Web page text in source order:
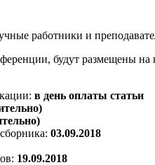
работники и
будут размещены
в день оплаты статьи
03.09.2018
19.09.2018